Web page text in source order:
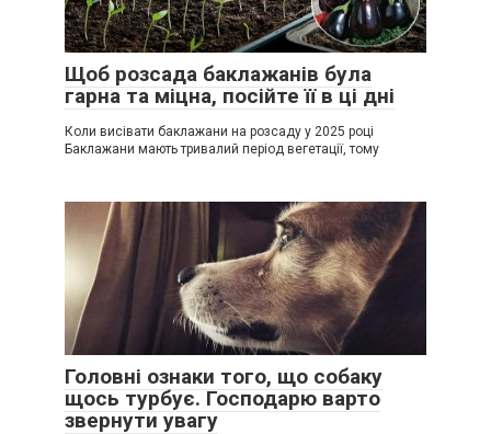
Щоб розсада баклажанів була
гарна та міцна, посійте її в ці дні
Коли висівати баклажани на розсаду у 2025 році
Баклажани мають тривалий період вегетації, тому
Головні ознаки того, що собаку
щось турбує. Господарю варто
звернути увагу